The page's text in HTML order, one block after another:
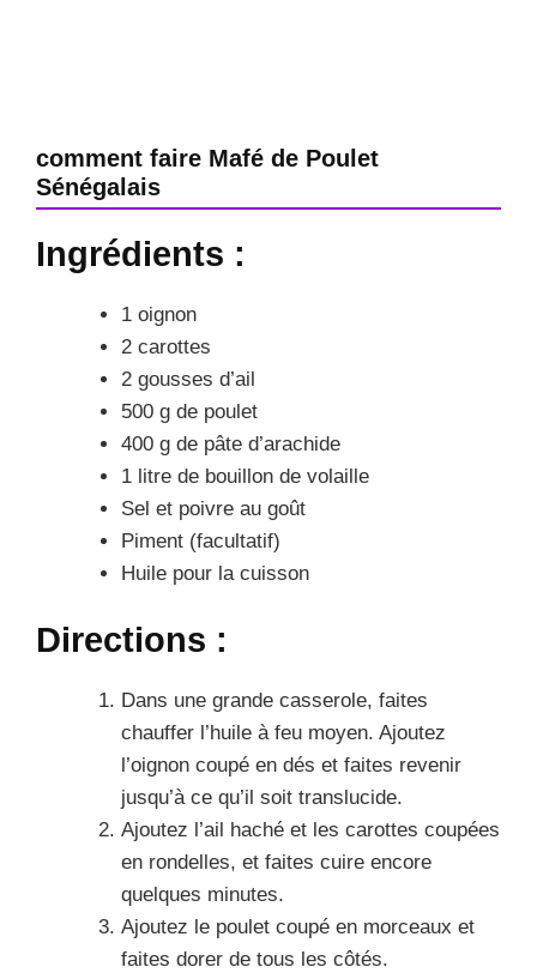
comment faire Mafé de Poulet
Sénégalais
Ingrédients :
1 oignon
2 carottes
2 gousses d’ail
500 g de poulet
400 g de pâte d’arachide
1 litre de bouillon de volaille
Sel et poivre au goût
Piment (facultatif)
Huile pour la cuisson
Directions :
Dans une grande casserole, faites
chauffer l’huile à feu moyen. Ajoutez
l’oignon coupé en dés et faites revenir
jusqu’à ce qu’il soit translucide.
Ajoutez l’ail haché et les carottes coupées
en rondelles, et faites cuire encore
quelques minutes.
Ajoutez le poulet coupé en morceaux et
faites dorer de tous les côtés.